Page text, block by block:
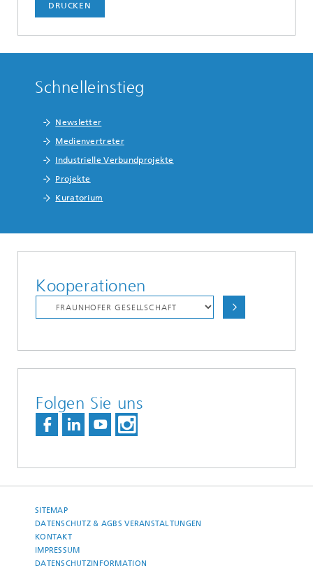
DRUCKEN
Schnelleinstieg
Newsletter
Medienvertreter
Industrielle Verbundprojekte
Projekte
Kuratorium
Kooperationen
Folgen Sie uns
SITEMAP
DATENSCHUTZ & AGBS VERANSTALTUNGEN
KONTAKT
IMPRESSUM
DATENSCHUTZINFORMATION